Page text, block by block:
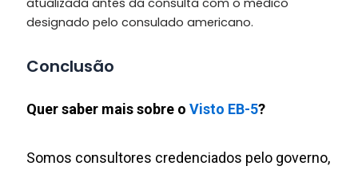
atualizada antes da consulta com o médico
designado pelo consulado americano.
Conclusão
Quer saber mais sobre o Visto EB-5?
Somos consultores credenciados pelo governo,